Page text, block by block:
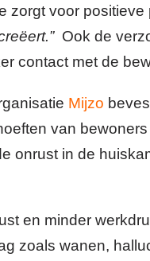
zorgt voor positieve
Ook de
contact met de
Mijzo
van
onrust in de
en minder
zoals wanen,